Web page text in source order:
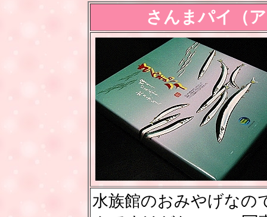
さんまパイ（
水族館のおみやげなの